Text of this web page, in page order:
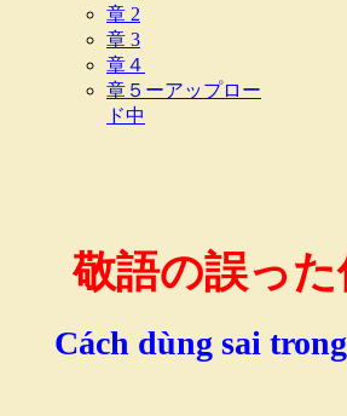
章 2
章 3
章４
章５ーアップロー
ド中
敬語の誤っ
Cách dùng sai